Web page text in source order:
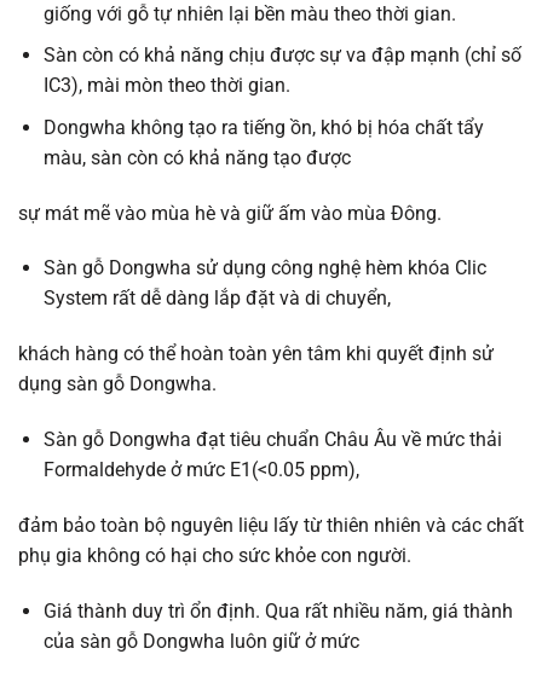
giống với gỗ tự nhiên lại bền màu theo thời gian.
Sàn còn có khả năng chịu được sự va đập mạnh (chỉ số
IC3), mài mòn theo thời gian.
Dongwha không tạo ra tiếng ồn, khó bị hóa chất tẩy
màu, sàn còn có khả năng tạo được
sự mát mẽ vào mùa hè và giữ ấm vào mùa Đông.
Sàn gỗ Dongwha sử dụng công nghệ hèm khóa Clic
System rất dễ dàng lắp đặt và di chuyển,
khách hàng có thể hoàn toàn yên tâm khi quyết định sử
dụng sàn gỗ Dongwha.
Sàn gỗ Dongwha đạt tiêu chuẩn Châu Âu về mức thải
Formaldehyde ở mức E1(<0.05 ppm),
đảm bảo toàn bộ nguyên liệu lấy từ thiên nhiên và các chất
phụ gia không có hại cho sức khỏe con người.
Giá thành duy trì ổn định. Qua rất nhiều năm, giá thành
của sàn gỗ Dongwha luôn giữ ở mức